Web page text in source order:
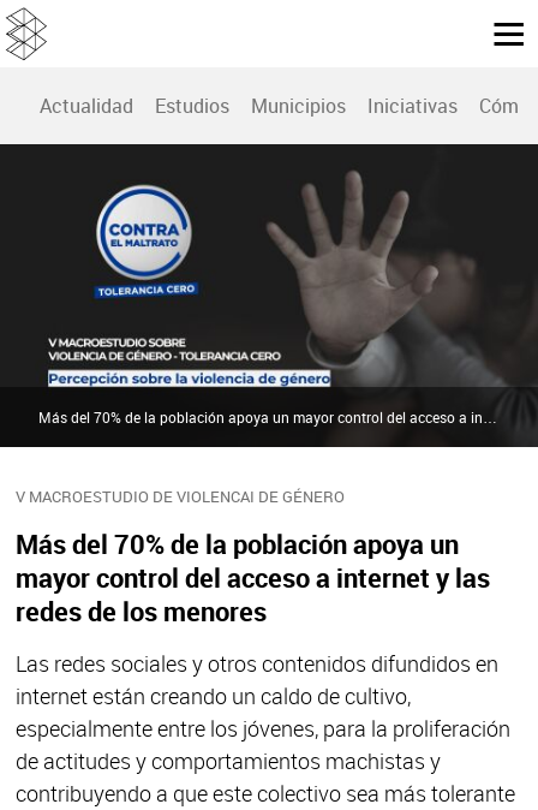
Actualidad Estudios Municipios Iniciativas Cómo
V MACROESTUDIO DE VIOLENCAI DE GÉNERO
Más del 70% de la población apoya un
mayor control del acceso a internet y las
redes de los menores
Las redes sociales y otros contenidos difundidos en
internet están creando un caldo de cultivo,
especialmente entre los jóvenes, para la proliferación
de actitudes y comportamientos machistas y
contribuyendo a que este colectivo sea más tolerante
Más del 70% de la población apoya un mayor control del acceso a internet y las redes de los menores | Tolerancia Cero